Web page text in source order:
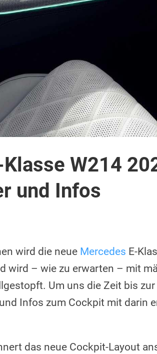
W214
und Infos
wird die neue Mercedes E-
wird – wie zu erwarten – mit
Um uns die Zeit bis
Infos zum Cockpit mit darin
das neue Cockpit-Layout